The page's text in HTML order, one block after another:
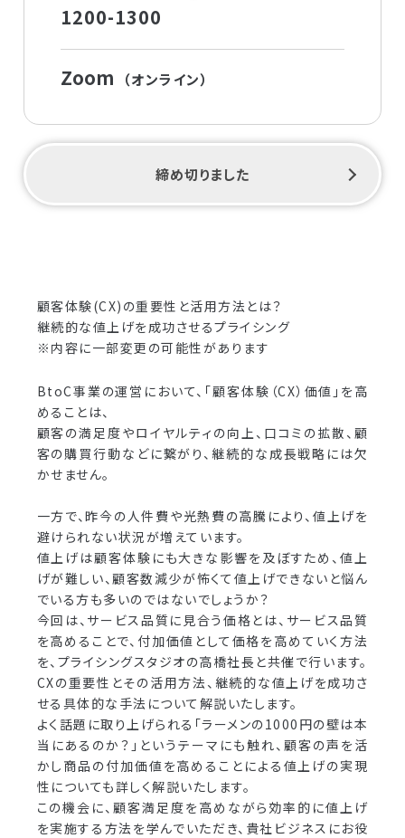
1200-1300
Zoom （オンライン）
締め切りました
顧客体験(CX)の重要性と活用方法とは？
継続的な値上げを成功させるプライシング
※内容に一部変更の可能性があります
BtoC事業の運営において、「顧客体験（CX）価値」を高
めることは、
顧客の満足度やロイヤルティの向上、口コミの拡散、顧
客の購買行動などに繋がり、継続的な成長戦略には欠
かせません。
一方で、昨今の人件費や光熱費の高騰により、値上げを
避けられない状況が増えています。
値上げは顧客体験にも大きな影響を及ぼすため、値上
げが難しい、顧客数減少が怖くて値上げできないと悩ん
でいる方も多いのではないでしょうか？
今回は、サービス品質に見合う価格とは、サービス品質
を高めることで、付加価値として価格を高めていく方法
を、プライシングスタジオの高橋社長と共催で行います。
CXの重要性とその活用方法、継続的な値上げを成功さ
せる具体的な手法について解説いたします。
よく話題に取り上げられる「ラーメンの1000円の壁は本
当にあるのか？」というテーマにも触れ、顧客の声を活
かし商品の付加価値を高めることによる値上げの実現
性についても詳しく解説いたします。
この機会に、顧客満足度を高めながら効率的に値上げ
を実施する方法を学んでいただき、貴社ビジネスにお役